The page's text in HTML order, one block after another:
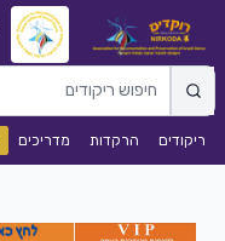
ריקודים הרקדות מדריכים